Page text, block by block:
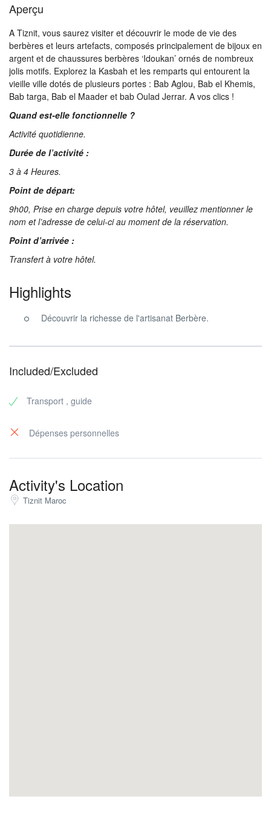
Aperçu
A Tiznit, vous saurez visiter et découvrir le mode de vie des
berbères et leurs artefacts, composés principalement de bijoux en
argent et de chaussures berbères ‘Idoukan’ ornés de nombreux
jolis motifs. Explorez la Kasbah et les remparts qui entourent la
vieille ville dotés de plusieurs portes : Bab Aglou, Bab el Khemis,
Bab targa, Bab el Maader et bab Oulad Jerrar. A vos clics !
Quand est-elle fonctionnelle ?
Activité quotidienne.
Durée de l’activité :
3 à 4 Heures.
Point de départ:
9h00, Prise en charge depuis votre hôtel, veuillez mentionner le
nom et l’adresse de celui-ci au moment de la réservation.
Point d’arrivée :
Transfert à votre hôtel.
Highlights
Découvrir la richesse de l'artisanat Berbère.
Included/Excluded
Transport , guide
Dépenses personnelles
Activity's Location
Tiznit Maroc